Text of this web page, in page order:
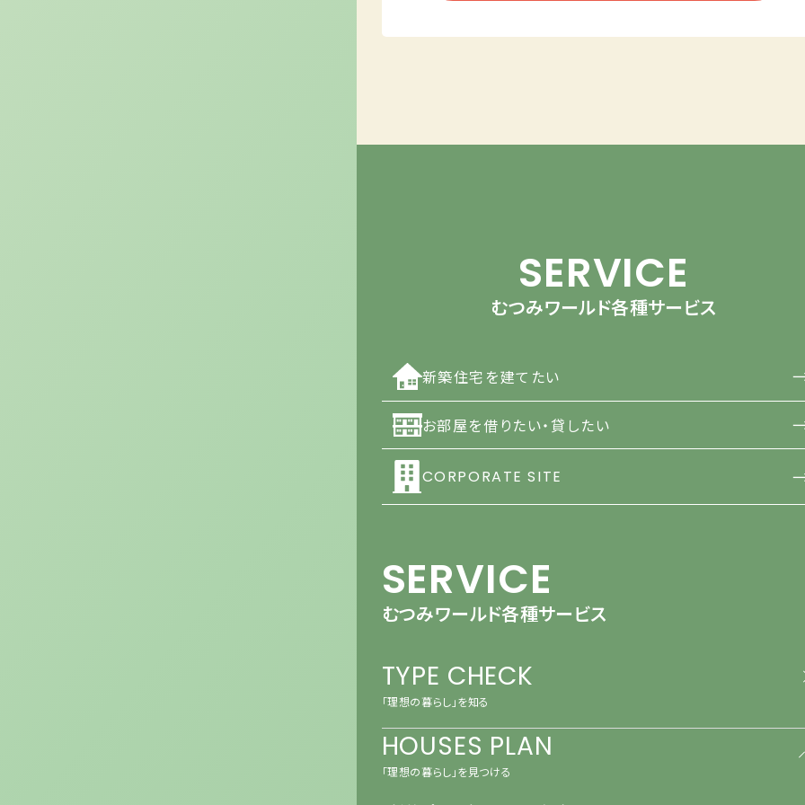
SERVICE
むつみワールド各種サービス
新築住宅を建てたい
お部屋を借りたい・貸したい
CORPORATE SITE
SERVICE
むつみワールド各種サービス
TYPE CHECK
「理想の暮らし」を知る
HOUSES PLAN
「理想の暮らし」を見つける